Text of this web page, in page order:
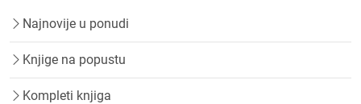
Najnovije u ponudi
Knjige na popustu
Kompleti knjiga